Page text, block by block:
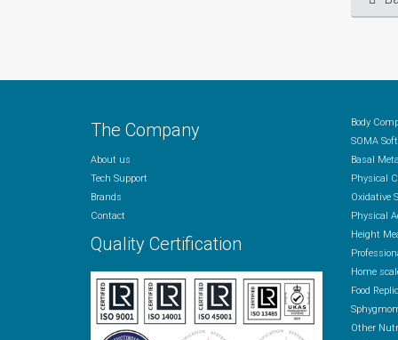
The Company
About us
Tech Support
Brands
Contact
Quality Certification
Body
SOMA
Basal
Physical
Oxidative
Physical
Height
Home
Food
Other